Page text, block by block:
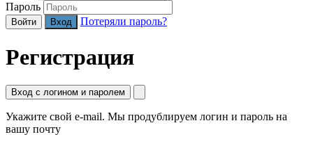
Пароль
Войти Потеряли пароль?
Регистрация
Вход с логином и паролем
Укажите свой e-mail. Мы продублируем логин и пароль на
вашу почту